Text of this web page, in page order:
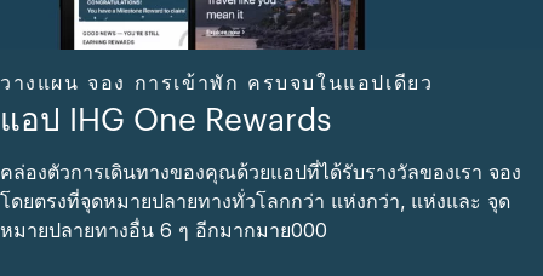
วางแผน จอง การเข้าพัก ครบจบในแอปเดียว
แอป IHG One Rewards
คล่องตัวการเดินทางของคุณด้วยแอปที่ได้รับรางวัลของเรา จอง
โดยตรงที่จุดหมายปลายทางทั่วโลกกว่า แห่งกว่า, แห่งและ จุด
หมายปลายทางอื่น 6 ๆ อีกมากมาย000